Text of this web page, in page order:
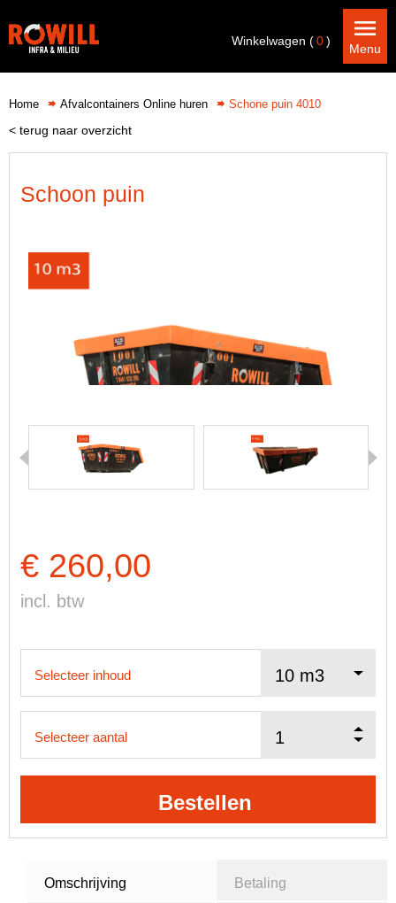
Winkelwagen (0)
Menu
Home Afvalcontainers Online huren Schone puin 4010
< terug naar overzicht
Schoon puin
€ 260,00
incl. btw
Selecteer inhoud
Selecteer aantal
Bestellen
Omschrijving Betaling